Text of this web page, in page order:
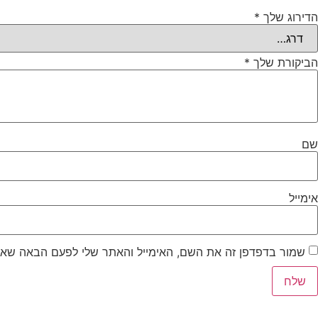
הדירוג שלך *
הביקורת שלך *
שם
אימייל
שמור בדפדפן זה את השם, האימייל והאתר שלי לפעם הבאה